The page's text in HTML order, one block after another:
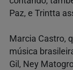
Paz, e Trintta
Marcia Castro,
música
Gil, Ney